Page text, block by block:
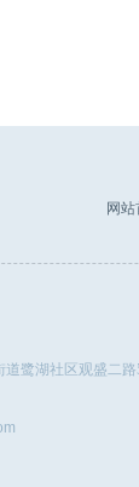
鹭湖社区观盛二
网